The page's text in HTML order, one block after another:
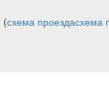
(схема проездасхема